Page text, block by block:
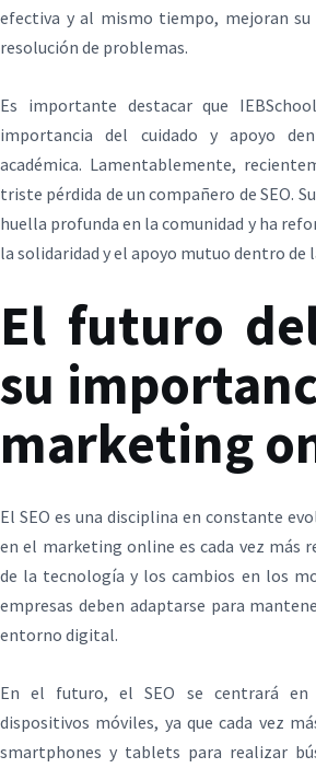
efectiva y al mismo tiempo, mejoran su
resolución de problemas.
Es importante destacar que
importancia del cuidado y apoyo
académica. Lamentablemente,
triste pérdida de un compañero de SEO.
huella profunda en la comunidad y ha
la solidaridad y el apoyo mutuo dentro de
El futuro
su
marketing
El SEO es una disciplina en constante
en el marketing online es cada vez más
de la tecnología y los cambios en los
empresas deben adaptarse para
entorno digital.
En el futuro, el SEO se centrará en
dispositivos móviles, ya que cada vez
smartphones y tablets para realizar